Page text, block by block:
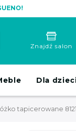
Znajdź salon
Dla
tapicerowane